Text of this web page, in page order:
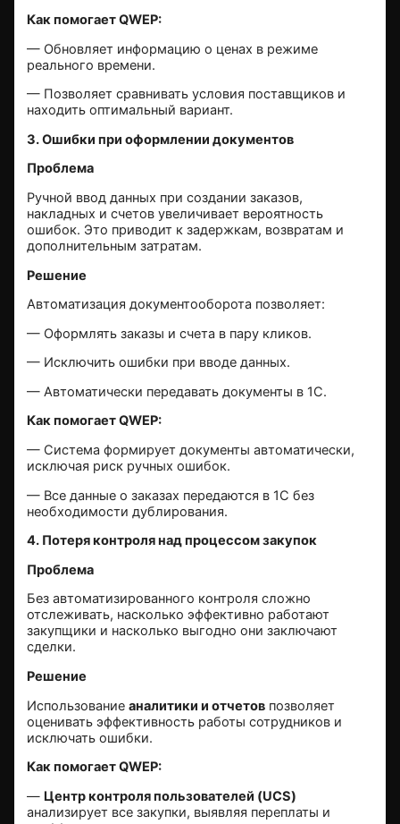
Как помогает QWEP:
— Обновляет информацию о ценах в режиме
реального времени.
— Позволяет сравнивать условия поставщиков и
находить оптимальный вариант.
3. Ошибки при оформлении документов
Проблема
Ручной ввод данных при создании заказов,
накладных и счетов увеличивает вероятность
ошибок. Это приводит к задержкам, возвратам и
дополнительным затратам.
Решение
Автоматизация документооборота позволяет:
— Оформлять заказы и счета в пару кликов.
— Исключить ошибки при вводе данных.
— Автоматически передавать документы в 1С.
Как помогает QWEP:
— Система формирует документы автоматически,
исключая риск ручных ошибок.
— Все данные о заказах передаются в 1С без
необходимости дублирования.
4. Потеря контроля над процессом закупок
Проблема
Без автоматизированного контроля сложно
отслеживать, насколько эффективно работают
закупщики и насколько выгодно они заключают
сделки.
Решение
Использованиеаналитики и отчетов позволяет
оценивать эффективность работы сотрудников и
исключать ошибки.
Как помогает QWEP:
— Центр контроля пользователей (UCS)
анализирует все закупки, выявляя переплаты и